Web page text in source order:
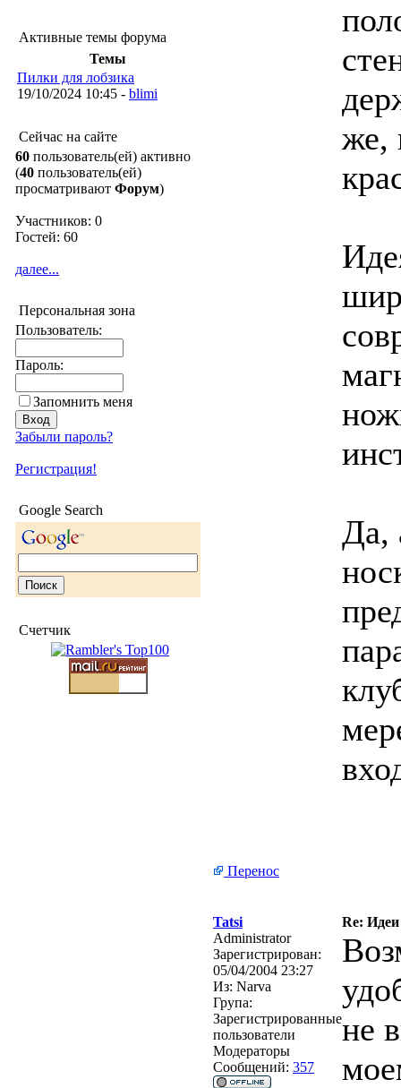
Активные темы форума
Темы
Пилки для лобзика
19/10/2024 10:45 - blimi
Сейчас на сайте
60 пользователь(ей) активно
(40 пользователь(ей)
просматривают Форум)
Участников: 0
Гостей: 60
далее...
Персональная зона
Пользователь:
Пароль:
Запомнить меня
Забыли пароль?
Регистрация!
Google Search
Счетчик
же,
Да,
Перенос
Tatsi
Re:
Administrator
Зарегистрирован:
05/04/2004 23:27
Из: Narva
Група:
Зарегистрированные
пользователи
Модераторы
Сообщений: 357
не